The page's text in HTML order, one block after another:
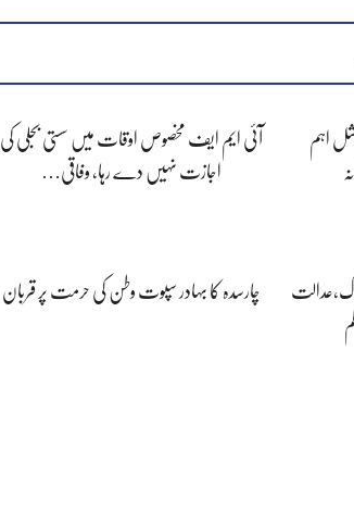
اہم
آئی ایم ایف مخصوص اوقات میں سستی بجلی کی
اجازت نہیں دے رہا، وفاقی…
چارسدہ کا بہادر سپوت وطن کی حرمت پر قربان